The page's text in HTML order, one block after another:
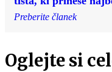
Preberite članek
Oglejte si